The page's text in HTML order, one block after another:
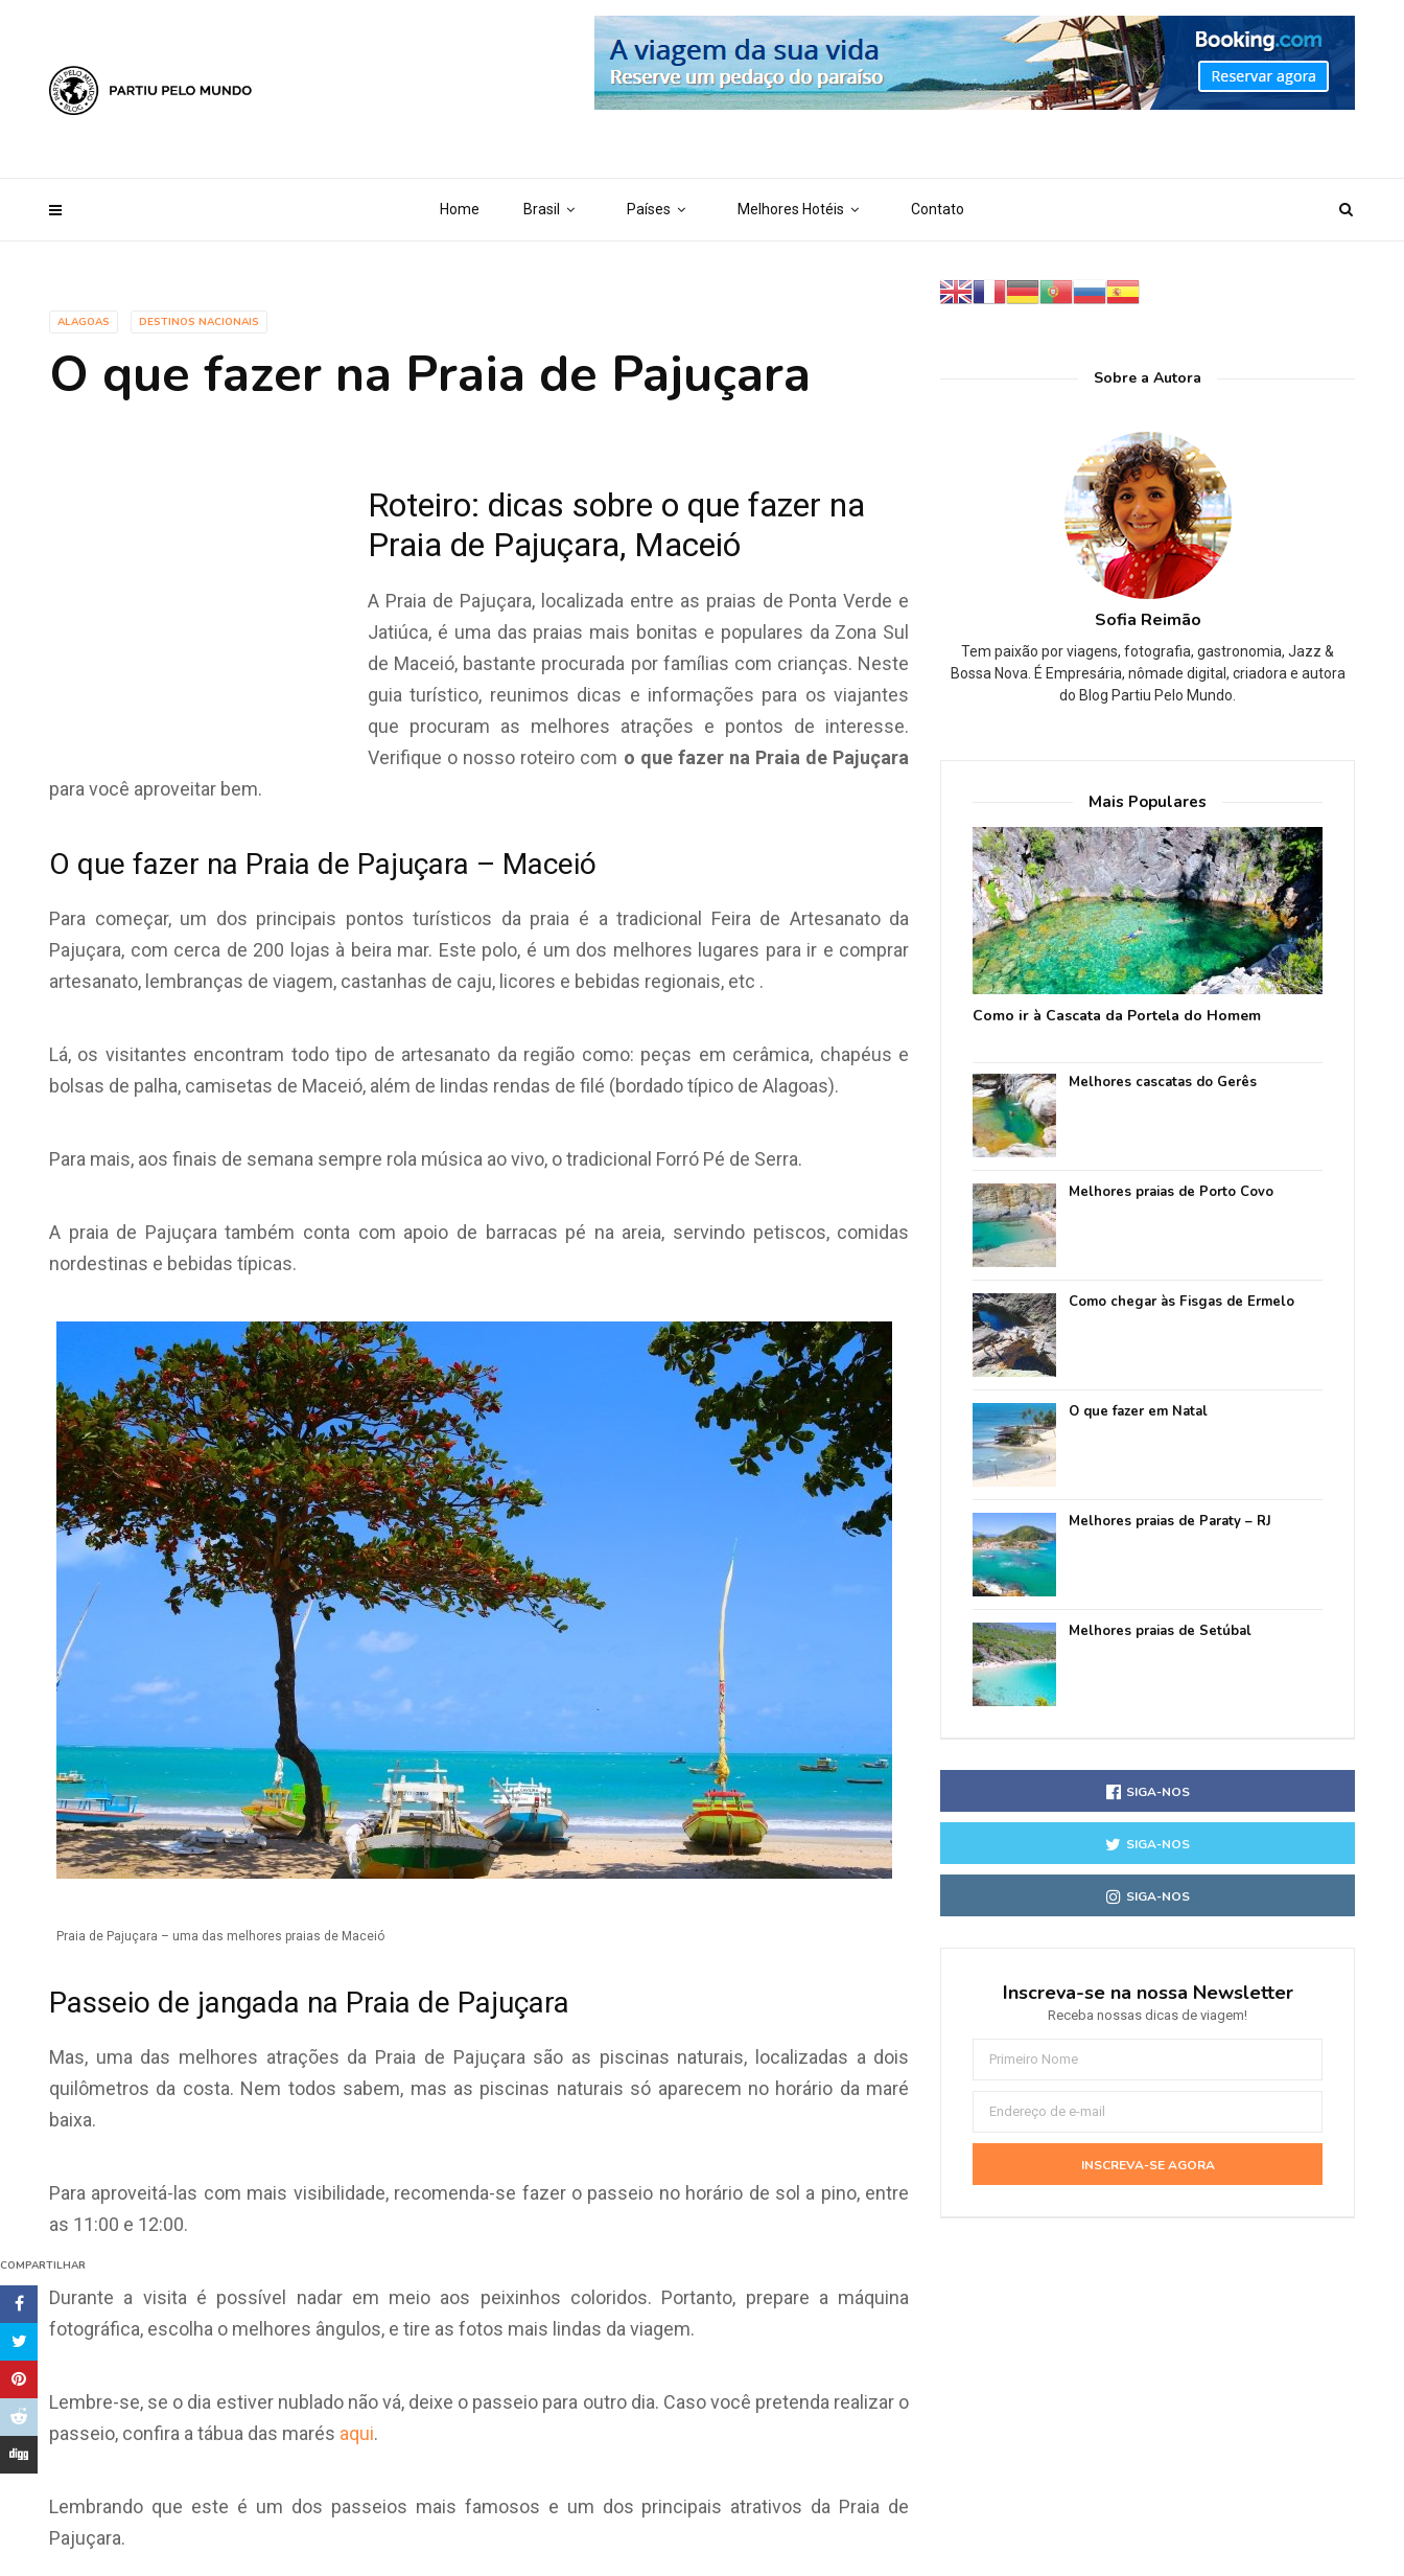
Home Brasil Países Melhores Hotéis Contato
ALAGOAS DESTINOS NACIONAIS
O que fazer na Praia de Pajuçara
COMPARTILHAR
Roteiro: dicas sobre o que fazer na
Praia de Pajuçara, Maceió
A Praia de Pajuçara, localizada entre as praias de Ponta Verde e
Jatiúca, é uma das praias mais bonitas e populares da Zona Sul
de Maceió, bastante procurada por famílias com crianças. Neste
guia turístico, reunimos dicas e informações para os viajantes
que procuram as melhores atrações e pontos de interesse.
Verifique o nosso roteiro com o que fazer na Praia de Pajuçara
para você aproveitar bem.
O que fazer na Praia de Pajuçara – Maceió
Para começar, um dos principais pontos turísticos da praia é a tradicional Feira de Artesanato da
Pajuçara, com cerca de 200 lojas à beira mar. Este polo, é um dos melhores lugares para ir e comprar
artesanato, lembranças de viagem, castanhas de caju, licores e bebidas regionais, etc .
Lá, os visitantes encontram todo tipo de artesanato da região como: peças em cerâmica, chapéus e
bolsas de palha, camisetas de Maceió, além de lindas rendas de filé (bordado típico de Alagoas).
Para mais, aos finais de semana sempre rola música ao vivo, o tradicional Forró Pé de Serra.
A praia de Pajuçara também conta com apoio de barracas pé na areia, servindo petiscos, comidas
nordestinas e bebidas típicas.
Praia de Pajuçara – uma das melhores praias de Maceió
Passeio de jangada na Praia de Pajuçara
Mas, uma das melhores atrações da Praia de Pajuçara são as piscinas naturais, localizadas a dois
quilômetros da costa. Nem todos sabem, mas as piscinas naturais só aparecem no horário da maré
baixa.
Para aproveitá-las com mais visibilidade, recomenda-se fazer o passeio no horário de sol a pino, entre
as 11:00 e 12:00.
Durante a visita é possível nadar em meio aos peixinhos coloridos. Portanto, prepare a máquina
fotográfica, escolha o melhores ângulos, e tire as fotos mais lindas da viagem.
Lembre-se, se o dia estiver nublado não vá, deixe o passeio para outro dia. Caso você pretenda realizar o
passeio, confira a tábua das marés aqui.
Lembrando que este é um dos passeios mais famosos e um dos principais atrativos da Praia de
Pajuçara.
Sobre a Autora
Sofia Reimão
Tem paixão por viagens, fotografia, gastronomia, Jazz &
Bossa Nova. É Empresária, nômade digital, criadora e autora
do Blog Partiu Pelo Mundo.
Mais Populares
Como ir à Cascata da Portela do Homem
Melhores cascatas do Gerês
Melhores praias de Porto Covo
Como chegar às Fisgas de Ermelo
O que fazer em Natal
Melhores praias de Paraty – RJ
Melhores praias de Setúbal
SIGA-NOS
SIGA-NOS
SIGA-NOS
Inscreva-se na nossa Newsletter
Receba nossas dicas de viagem!